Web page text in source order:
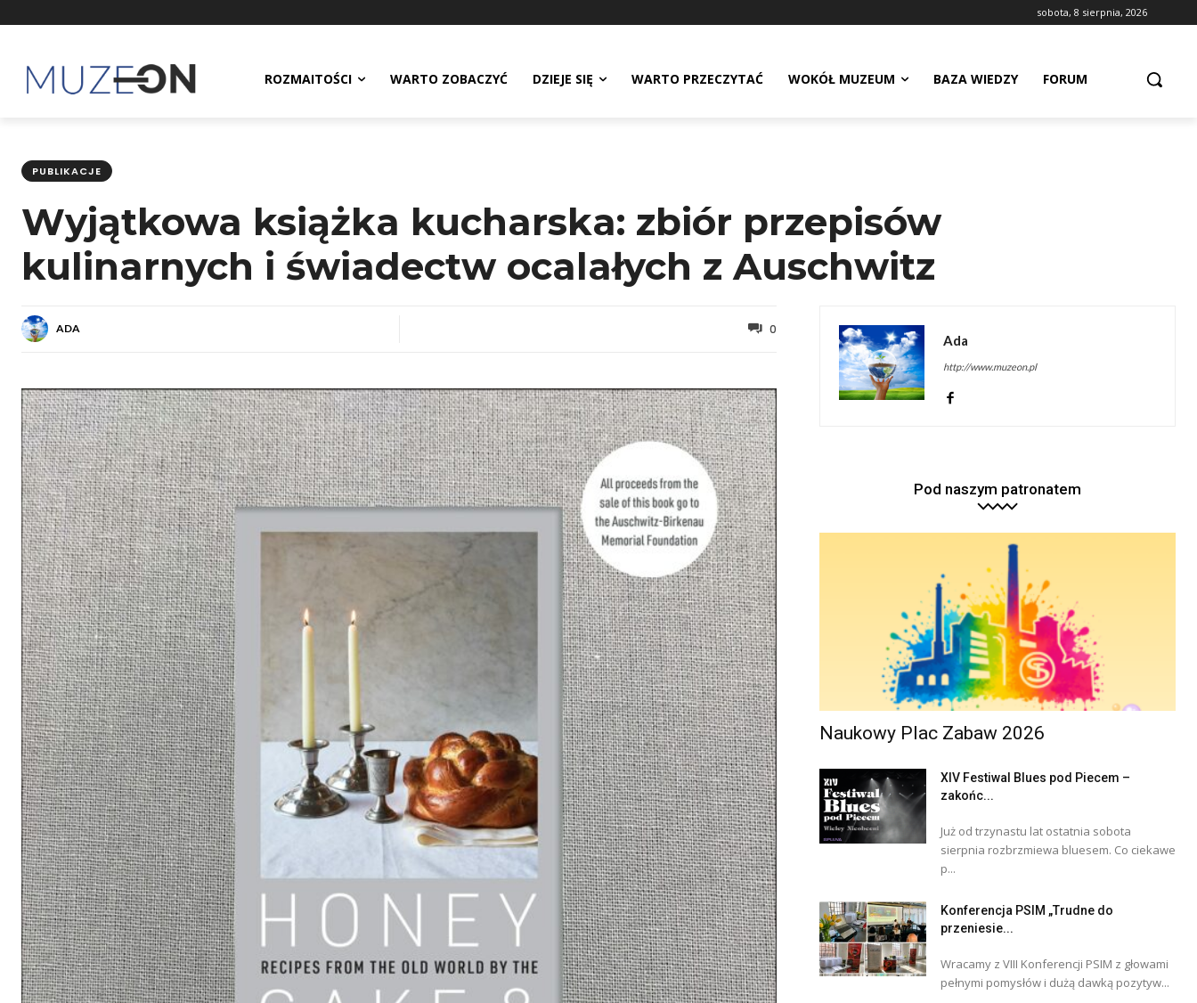
sobota, 8 sierpnia, 2026
ROZMAITOŚCI WARTO ZOBACZYĆ DZIEJE SIĘ WARTO PRZECZYTAĆ WOKÓŁ MUZEUM BAZA WIEDZY FORUM
PUBLIKACJE
Wyjątkowa książka kucharska: zbiór przepisów
kulinarnych i świadectw ocalałych z Auschwitz
ADA 0
Ada
http://www.muzeon.pl
Pod naszym patronatem
Naukowy Plac Zabaw 2026
XIV Festiwal Blues pod Piecem –
zakońc...
Już od trzynastu lat ostatnia sobota
sierpnia rozbrzmiewa bluesem. Co ciekawe
p...
Konferencja PSIM „Trudne do
przeniesie...
Wracamy z VIII Konferencji PSIM z głowami
pełnymi pomysłów i dużą dawką pozytyw...